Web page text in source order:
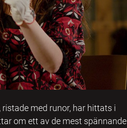
med runor, har hittats i
om ett av de mest spännande